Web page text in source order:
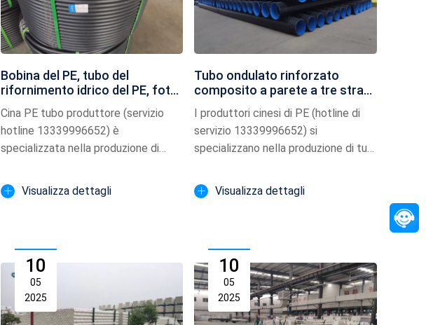
Bobina del PE, tubo del
rifornimento idrico del PE, foto
del tubo del PE
Cina PE tubo produttore (servizio
hotline 13339996652) è
specializzata nella produzione di
Visualizza dettagli
Tubo ondulato rinforzato
composito a parete a tre strati
in HDPE, foto
I produttori cinesi di PE (hotline di
servizio 13339996652) si
specializzano nella produzione di tubi
Visualizza dettagli
10
05
2025
10
05
2025